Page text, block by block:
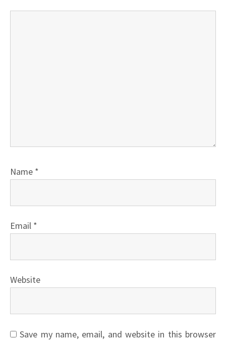
Name *
Email *
Website
Save my name, email, and website in this browser